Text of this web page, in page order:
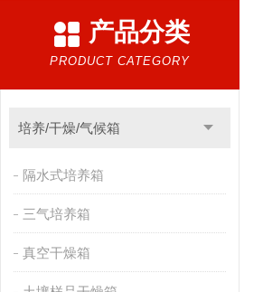
产品分类
PRODUCT CATEGORY
培养/干燥/气候箱
隔水式培养箱
三气培养箱
真空干燥箱